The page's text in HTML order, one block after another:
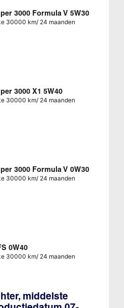
3000 Formula V 5W30
30000 km/ 24 maanden
3000 X1 5W40
30000 km/ 24 maanden
3000 Formula V 0W30
30000 km/ 24 maanden
0W40
30000 km/ 24 maanden
middelste